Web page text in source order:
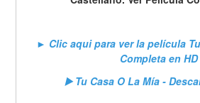
► Clic aqui para ver la película
Completa en HD
▶️ Tu Casa O La Mía -